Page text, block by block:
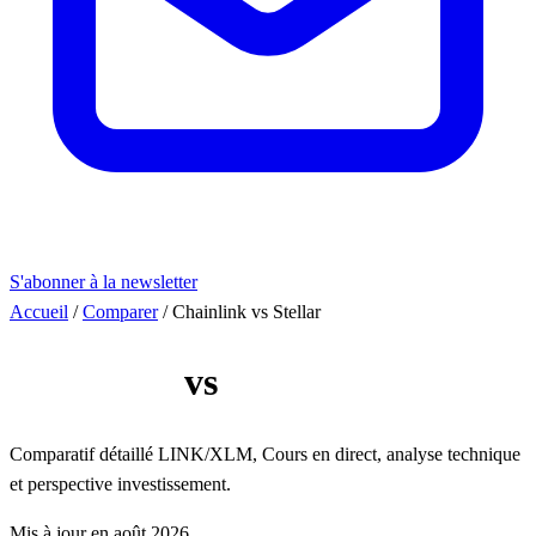
S'abonner à la newsletter
Accueil / Comparer / Chainlink vs Stellar
vs
Comparatif détaillé LINK/XLM, Cours en direct, analyse technique
et perspective investissement.